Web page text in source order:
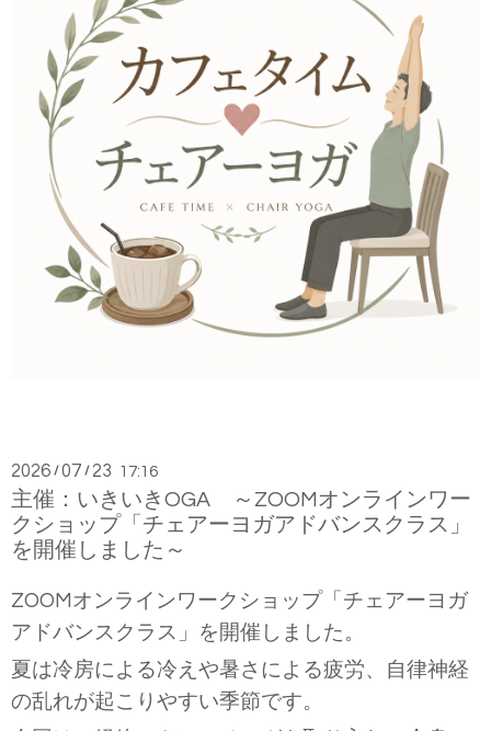
2026 /07 / 23 17:16
主催：いきいきOGA ～ZOOMオンラインワー
クショップ「チェアーヨガアドバンスクラス」
を開催しました～
ZOOM オンラインワークショップ「チェアーヨガ
アドバンスクラス」を開催しました。
夏は冷房による冷えや暑さによる疲労、自律神経
の乱れが起こりやすい季節です。